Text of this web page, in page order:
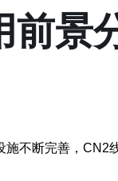
前景
不断完善，CN2